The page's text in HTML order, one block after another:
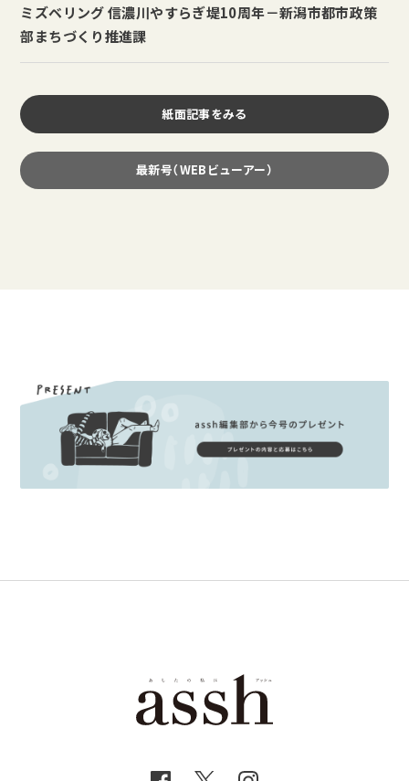
ミズベリング 信濃川やすらぎ堤10周年－新潟市都市政策
部まちづくり推進課
紙面記事をみる
最新号（WEBビューアー）